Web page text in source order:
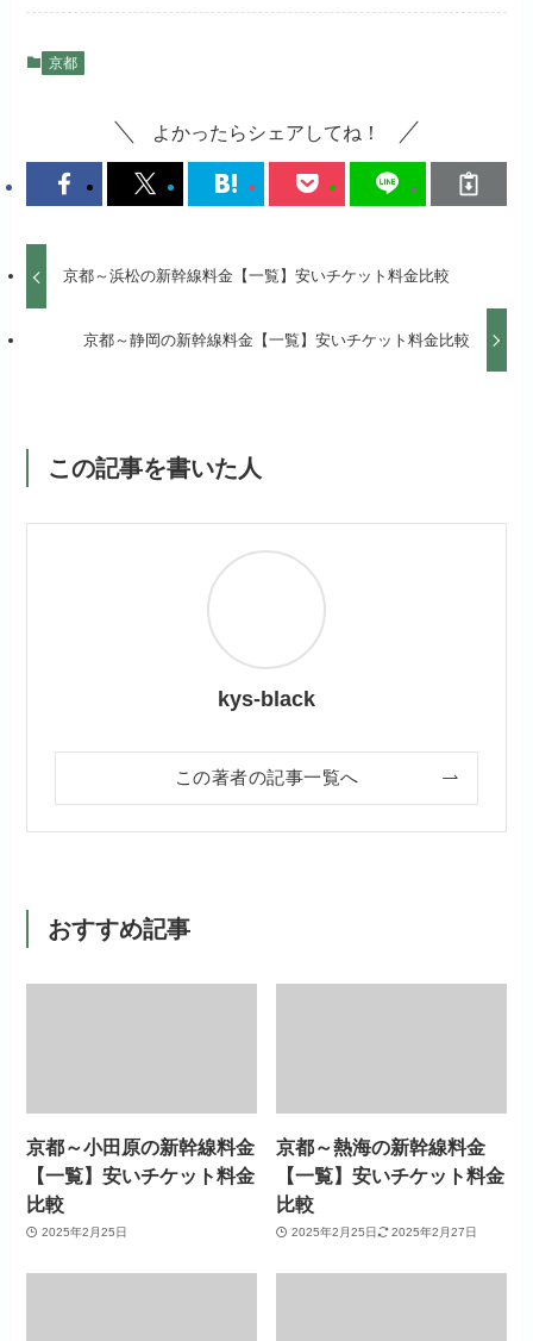
京都
よかったらシェアしてね！
京都～浜松の新幹線料金【一覧】安いチケット料金比較
京都～静岡の新幹線料金【一覧】安いチケット料金比較
この記事を書いた人
kys-black
この著者の記事一覧へ
おすすめ記事
京都～小田原の新幹線料金
【一覧】安いチケット料金
比較
2025年2月25日
京都～熱海の新幹線料金
【一覧】安いチケット料金
比較
2025年2月25日 2025年2月27日